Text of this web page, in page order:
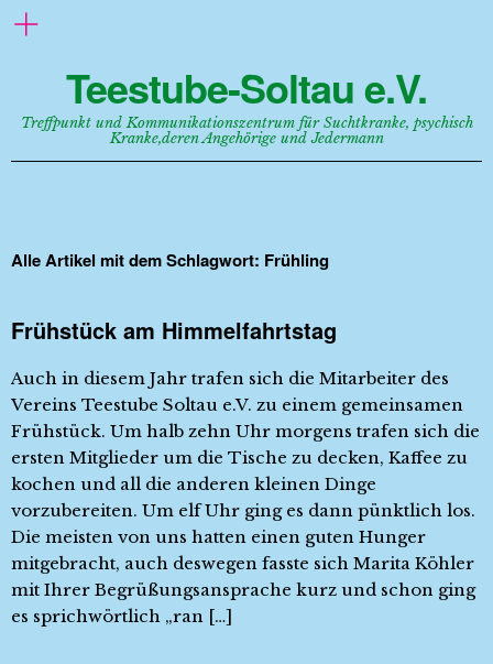
Teestube-Soltau e.V.
Treffpunkt und Kommunikationszentrum für Suchtkranke, psychisch
Kranke,deren Angehörige und Jedermann
Alle Artikel mit dem Schlagwort: Frühling
Frühstück am Himmelfahrtstag
Auch in diesem Jahr trafen sich die Mitarbeiter des
Vereins Teestube Soltau e.V. zu einem gemeinsamen
Frühstück. Um halb zehn Uhr morgens trafen sich die
ersten Mitglieder um die Tische zu decken, Kaffee zu
kochen und all die anderen kleinen Dinge
vorzubereiten. Um elf Uhr ging es dann pünktlich los.
Die meisten von uns hatten einen guten Hunger
mitgebracht, auch deswegen fasste sich Marita Köhler
mit Ihrer Begrüßungsansprache kurz und schon ging
es sprichwörtlich „ran […]